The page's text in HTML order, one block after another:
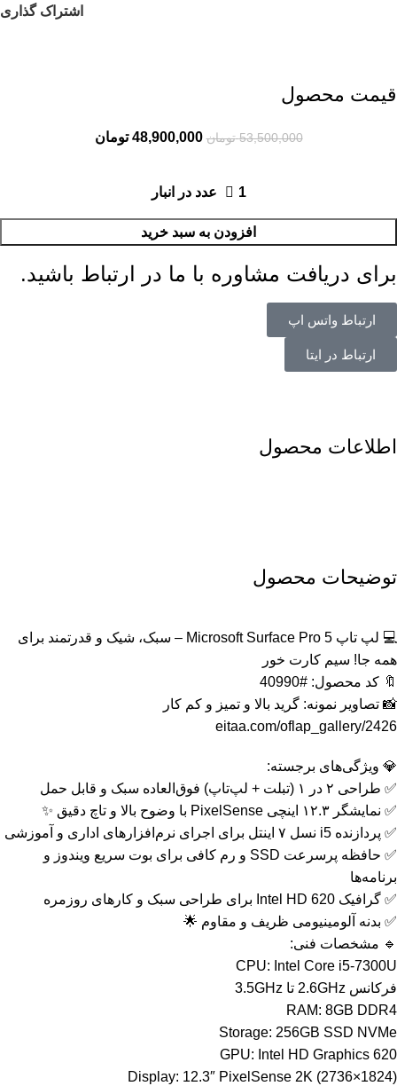
اشتراک گذاری
قیمت محصول
53,500,000 تومان 48,900,000 تومان
1 عدد در انبار
افزودن به سبد خرید
برای دریافت مشاوره با ما در ارتباط باشید.
ارتباط واتس اپ
ارتباط در ایتا
توضیحات محصول
💻 لپ تاپ Microsoft Surface Pro 5 – سبک، شیک و قدرتمند برای
همه جا! سیم کارت خور
🔖 کد محصول: #40990
📸 تصاویر نمونه: گرید بالا و تمیز و کم کار
eitaa.com/oflap_gallery/2426
💎 ویژگی‌های برجسته:
✅ طراحی ۲ در ۱ (تبلت + لپ‌تاپ) فوق‌العاده سبک و قابل حمل
✅ نمایشگر ۱۲.۳ اینچی PixelSense با وضوح بالا و تاچ دقیق ✨
✅ پردازنده i5 نسل ۷ اینتل برای اجرای نرم‌افزارهای اداری و آموزشی
✅ حافظه پرسرعت SSD و رم کافی برای بوت سریع ویندوز و
برنامه‌ها
✅ گرافیک Intel HD 620 برای طراحی سبک و کارهای روزمره
✅ بدنه آلومینیومی ظریف و مقاوم 🌟
🔹 مشخصات فنی:
CPU: Intel Core i5-7300U
فرکانس 2.6GHz تا 3.5GHz
RAM: 8GB DDR4
Storage: 256GB SSD NVMe
GPU: Intel HD Graphics 620
Display: 12.3″ PixelSense 2K (2736×1824)
اطلاعات محصول